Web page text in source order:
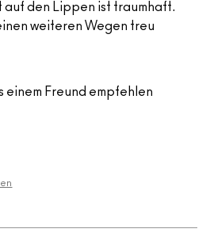
den Lippen ist traumhaft.
weiteren Wegen treu
einem Freund empfehlen